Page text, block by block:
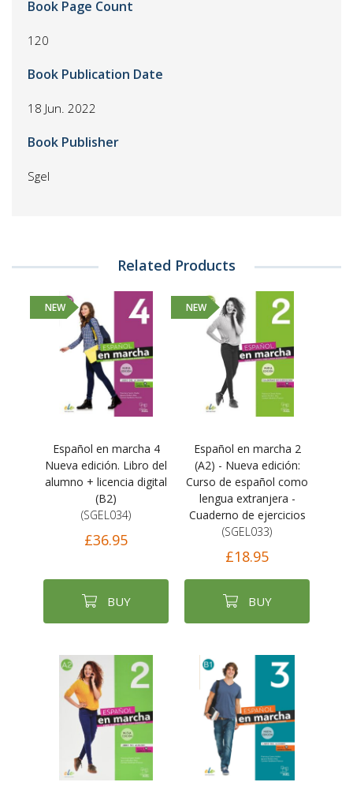
Book Page Count
120
Book Publication Date
18 Jun. 2022
Book Publisher
Sgel
Related Products
NEW
Español en marcha 4
Nueva edición. Libro del
alumno + licencia digital
(B2)
(SGEL034)
£36.95
BUY
NEW
Español en marcha 2
(A2) - Nueva edición:
Curso de español como
lengua extranjera -
Cuaderno de ejercicios
(SGEL033)
£18.95
BUY